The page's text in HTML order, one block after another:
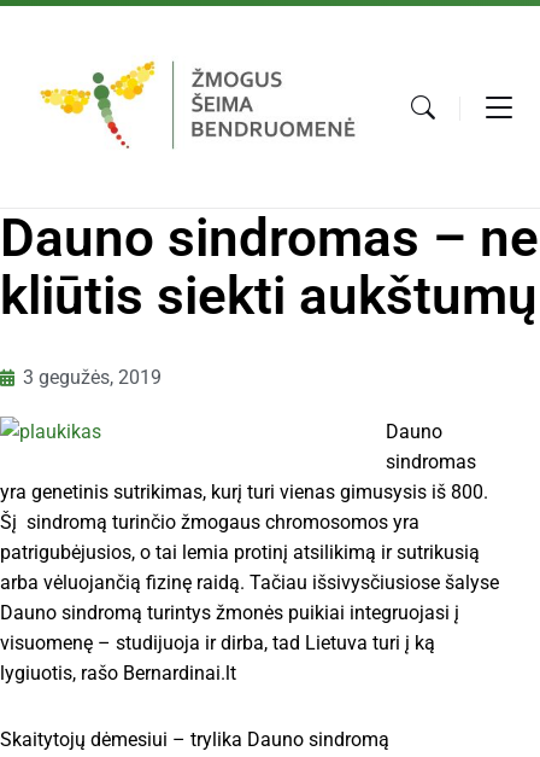
Dauno sindromas – ne
kliūtis siekti aukštumų
3 gegužės, 2019
Dauno
sindromas
yra genetinis sutrikimas, kurį turi vienas gimusysis iš 800.
Šį sindromą turinčio žmogaus chromosomos yra
patrigubėjusios, o tai lemia protinį atsilikimą ir sutrikusią
arba vėluojančią fizinę raidą. Tačiau išsivysčiusiose šalyse
Dauno sindromą turintys žmonės puikiai integruojasi į
visuomenę – studijuoja ir dirba, tad Lietuva turi į ką
lygiuotis, rašo Bernardinai.lt
Skaitytojų dėmesiui – trylika Dauno sindromą